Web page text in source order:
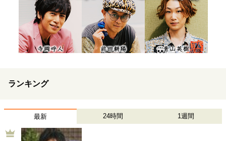
ランキング
最新 24時間 1週間